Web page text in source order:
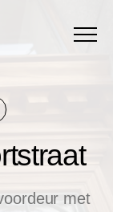
rtstraat